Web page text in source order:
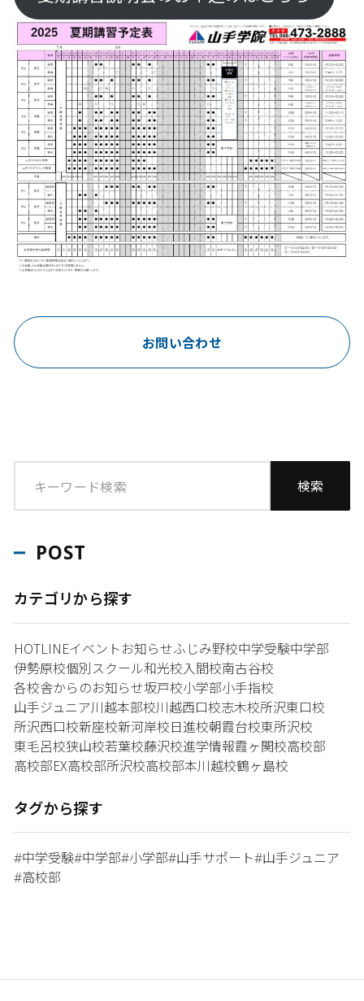
お問い合わせ
POST
カテゴリから探す
HOTLINEイベントお知らせふじみ野校中学受験中学部
伊勢原校個別スクール和光校入間校南古谷校
各校舎からのお知らせ坂戸校小学部小手指校
山手ジュニア川越本部校川越西口校志木校所沢東口校
所沢西口校新座校新河岸校日進校朝霞台校東所沢校
東毛呂校狭山校若葉校藤沢校進学情報霞ヶ関校高校部
高校部EX高校部所沢校高校部本川越校鶴ヶ島校
タグから探す
#中学受験#中学部#小学部#山手サポート#山手ジュニア
#高校部